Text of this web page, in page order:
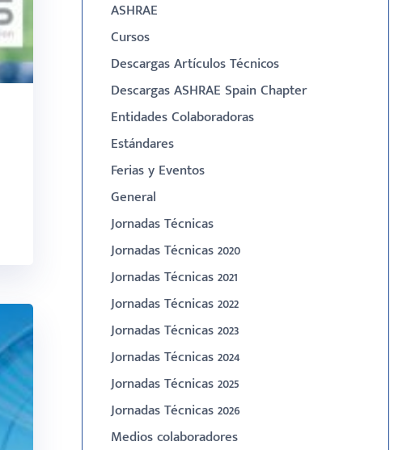
ASHRAE
Cursos
Descargas Artículos Técnicos
Descargas ASHRAE Spain Chapter
Entidades Colaboradoras
Estándares
Ferias y Eventos
General
Jornadas Técnicas
Jornadas Técnicas 2020
Jornadas Técnicas 2021
Jornadas Técnicas 2022
Jornadas Técnicas 2023
Jornadas Técnicas 2024
Jornadas Técnicas 2025
Jornadas Técnicas 2026
Medios colaboradores